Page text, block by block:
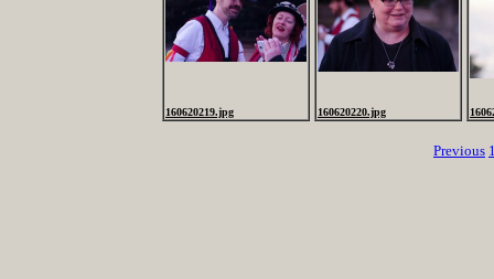
160620219.jpg 160620220.jpg
Previous